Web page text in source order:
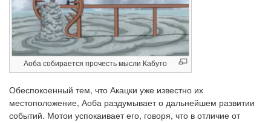
Аоба собирается прочесть мысли Кабуто
Обеспокоенный тем, что Акацки уже известно их
местоположение, Аоба раздумывает о дальнейшем развитии
событий. Мотои успокаивает его, говоря, что в отличие от